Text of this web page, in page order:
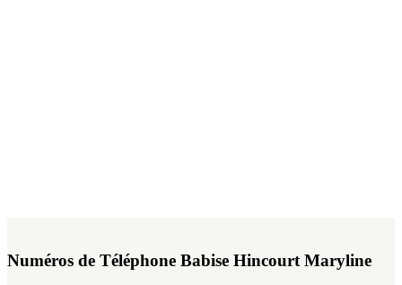
Numéros de Téléphone Babise Hincourt Maryline